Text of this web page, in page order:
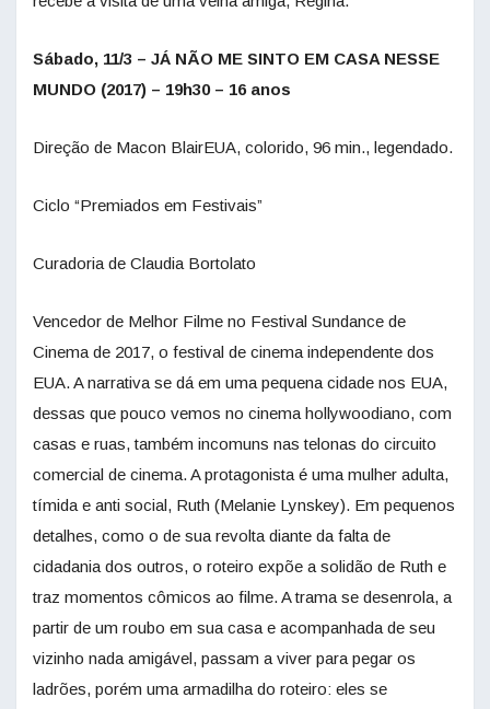
Sábado, 11/3 – JÁ NÃO ME SINTO EM CASA NESSE
MUNDO (2017) – 19h30 – 16 anos
Direção de Macon BlairEUA, colorido, 96 min., legendado.
Ciclo “Premiados em Festivais”
Curadoria de Claudia Bortolato
Vencedor de Melhor Filme no Festival Sundance de
Cinema de 2017, o festival de cinema independente dos
EUA. A narrativa se dá em uma pequena cidade nos EUA,
dessas que pouco vemos no cinema hollywoodiano, com
casas e ruas, também incomuns nas telonas do circuito
comercial de cinema. A protagonista é uma mulher adulta,
tímida e anti social, Ruth (Melanie Lynskey). Em pequenos
detalhes, como o de sua revolta diante da falta de
cidadania dos outros, o roteiro expõe a solidão de Ruth e
traz momentos cômicos ao filme. A trama se desenrola, a
partir de um roubo em sua casa e acompanhada de seu
vizinho nada amigável, passam a viver para pegar os
ladrões, porém uma armadilha do roteiro: eles se